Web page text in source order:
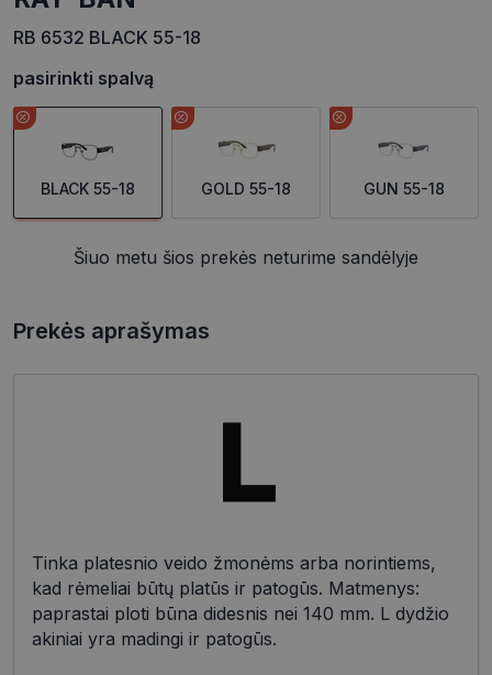
RB 6532 BLACK 55-18
pasirinkti spalvą
BLACK 55-18 GOLD 55-18 GUN 55-18
Šiuo metu šios prekės neturime sandėlyje
Prekės aprašymas
Tinka platesnio veido žmonėms arba norintiems,
kad rėmeliai būtų platūs ir patogūs. Matmenys:
paprastai ploti būna didesnis nei 140 mm. L dydžio
akiniai yra madingi ir patogūs.